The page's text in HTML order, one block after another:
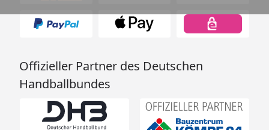
Offizieller Partner des Deutschen
Handballbundes